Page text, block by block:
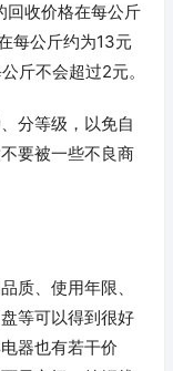
回收价格在每公斤
每公斤约为13元
斤不会超过2元。
分等级，以免自
要被一些不良商
质、使用年限、
等可以得到很好
器也有若干价